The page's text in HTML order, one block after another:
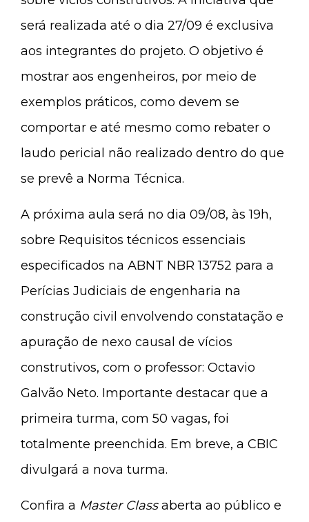
será realizada até o dia 27/09 é exclusiva
aos integrantes do projeto. O objetivo é
mostrar aos engenheiros, por meio de
exemplos práticos, como devem se
comportar e até mesmo como rebater o
laudo pericial não realizado dentro do que
se prevê a Norma Técnica.
A próxima aula será no dia 09/08, às 19h,
sobre Requisitos técnicos essenciais
especificados na ABNT NBR 13752 para a
Perícias Judiciais de engenharia na
construção civil envolvendo constatação e
apuração de nexo causal de vícios
construtivos, com o professor: Octavio
Galvão Neto. Importante destacar que a
primeira turma, com 50 vagas, foi
totalmente preenchida. Em breve, a CBIC
divulgará a nova turma.
Confira a Master Classaberta ao público e